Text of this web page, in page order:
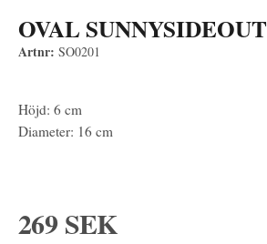
OVAL SUNNYSIDEOUT
Artnr: SO0201
Höjd: 6 cm
Diameter: 16 cm
269 SEK